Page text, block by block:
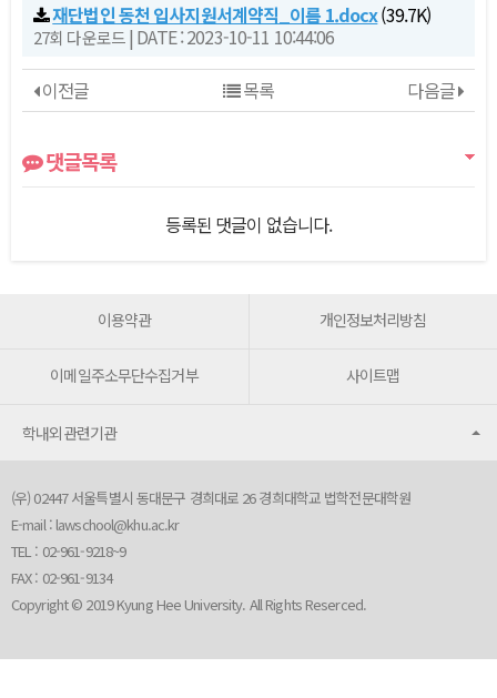
재단법인 동천 입사지원서계약직_이름 1.docx(39.7K)
27회 다운로드| DATE : 2023-10-11 10:44:06
이전글
다음글
목록
댓글목록
등록된 댓글이 없습니다.
이용약관 개인정보처리방침
이메일주소무단수집거부 사이트맵
학내외관련기관
(우) 02447 서울특별시 동대문구 경희대로 26 경희대학교 법학전문대학원
E-mail : lawschool@khu.ac.kr
TEL : 02-961-9218~9
FAX : 02-961-9134
Copyright © 2019 Kyung Hee University. All Rights Reserced.